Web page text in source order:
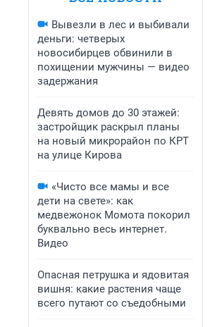
Вывезли в лес и выбивали
деньги: четверых
новосибирцев обвинили в
похищении мужчины — видео
задержания
Девять домов до 30 этажей:
застройщик раскрыл планы
на новый микрорайон по КРТ
на улице Кирова
«Чисто все мамы и все
дети на свете»: как
медвежонок Момота покорил
буквально весь интернет.
Видео
Опасная петрушка и ядовитая
вишня: какие растения чаще
всего путают со съедобными